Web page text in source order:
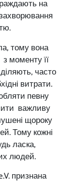
на
тому вона
моменту її
часто
витрати.
певну
важливу
щороку
Тому кожні
ласка,
людей.
признана